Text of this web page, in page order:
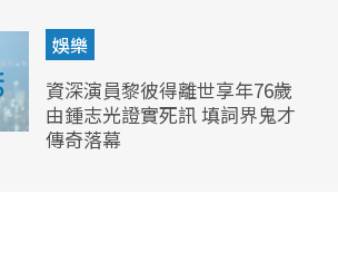
娛樂
資深演員黎彼得離世享年76歲
由鍾志光證實死訊 填詞界鬼才
傳奇落幕